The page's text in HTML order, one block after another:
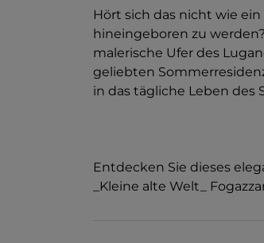
Hört sich das nicht wie
hineingeboren zu
malerische Ufer des
geliebten
in das tägliche Leben des
Entdecken Sie dieses
_Kleine alte Welt_